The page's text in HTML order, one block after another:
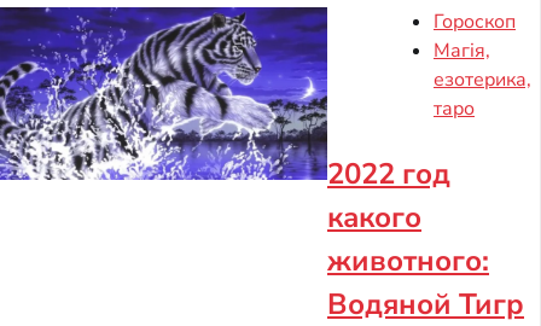
Гороскоп
Магія,
езотерика,
таро
2022 год
какого
животного:
Водяной Тигр